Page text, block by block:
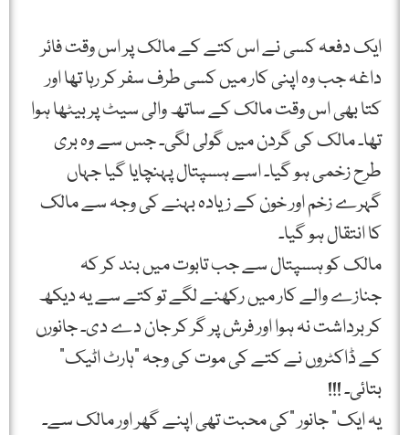
ایک دفعہ کسی نے اس کتے کے مالک پر اس وقت فائر
داغہ جب وہ اپنی کار میں کسی طرف سفر کر رہا تھا اور
کتا بھی اس وقت مالک کے ساتھ والی سیٹ پر بیٹھا ہوا
تھا۔ مالک کی گردن میں گولی لگی۔ جس سے وہ بری
طرح زخمی ہو گیا۔ اسے ہسپتال پہنچایا گیا جہاں
گہرے زخم اور خون کے زیادہ بہنے کی وجہ سے مالک
کا انتقال ہو گیا۔
مالک کو ہسپتال سے جب تابوت میں بند کر کہ
جنازے والے کار میں رکھنے لگے تو کتے سے یہ دیکھ
کر برداشت نہ ہوا اور فرش پر گر کر جان دے دی۔ جانورں
کے ڈاکٹروں نے کتے کی موت کی وجہ "ہارٹ اٹیک”
بتائی۔ !!!
یہ ایک” جانور "کی محبت تھی اپنے گھر اور مالک سے۔